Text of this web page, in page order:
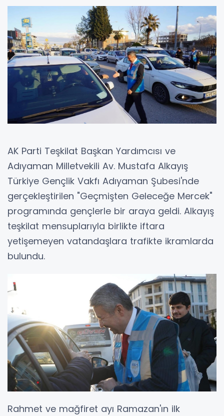
AK Parti Teşkilat Başkan Yardımcısı ve
Adıyaman Milletvekili Av. Mustafa Alkayış
Türkiye Gençlik Vakfı Adıyaman Şubesi'nde
gerçekleştirilen "Geçmişten Geleceğe Mercek"
programında gençlerle bir araya geldi. Alkayış
teşkilat mensuplarıyla birlikte iftara
yetişemeyen vatandaşlara trafikte ikramlarda
bulundu.
Rahmet ve mağfiret ayı Ramazan'ın ilk